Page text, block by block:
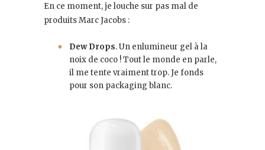
En ce moment, je louche sur pas mal de
produits Marc Jacobs :
Dew Drops. Un enlumineur gel à la
noix de coco ! Tout le monde en parle,
il me tente vraiment trop. Je fonds
pour son packaging blanc.